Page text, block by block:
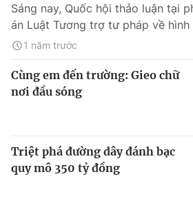
Sáng nay, Quốc hội thảo luận tại
án Luật Tương trợ tư pháp về hình
1 năm trước
Cùng em đến trường: Gieo chữ
nơi đầu sóng
Triệt phá đường dây đánh bạc
quy mô 350 tỷ đồng